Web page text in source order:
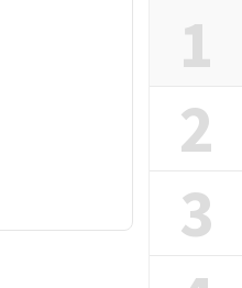
1
2
3